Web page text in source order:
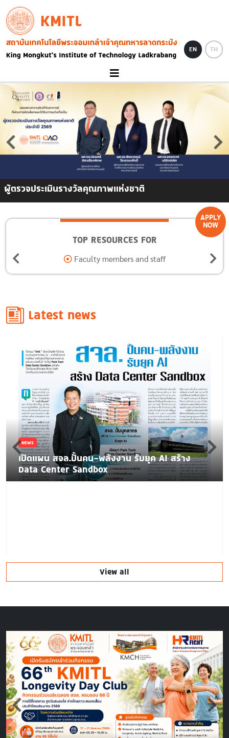
Skip to main content
KMITL
Image
EN TH
ผู้ตรวจประเมินรางวัลคุณภาพแห่งชาติ
APPLY
NOW
TOP RESOURCES FOR
Alumni
Latest news
NEWS
เปิดแผน สจล.ปั้นคน-พลังงาน รับยุค AI สร้าง
Data Center Sandbox
View all